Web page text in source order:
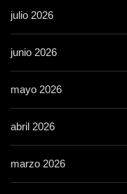
julio 2026
junio 2026
mayo 2026
abril 2026
marzo 2026